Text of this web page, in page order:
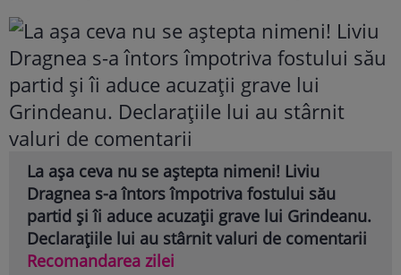
La așa ceva nu se aștepta nimeni! Liviu
Dragnea s-a întors împotriva fostului său
partid și îi aduce acuzații grave lui Grindeanu.
Declarațiile lui au stârnit valuri de comentarii
Recomandarea zilei